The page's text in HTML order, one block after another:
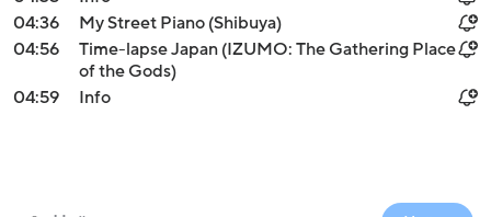
04:36
My Street Piano (Shibuya)
04:56
Time-lapse Japan (IZUMO: The Gathering Place
of the Gods)
04:59
Info